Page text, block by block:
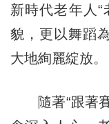
新時代老年人
貌，更以舞蹈
大地絢麗綻放。
隨著“跟著賽